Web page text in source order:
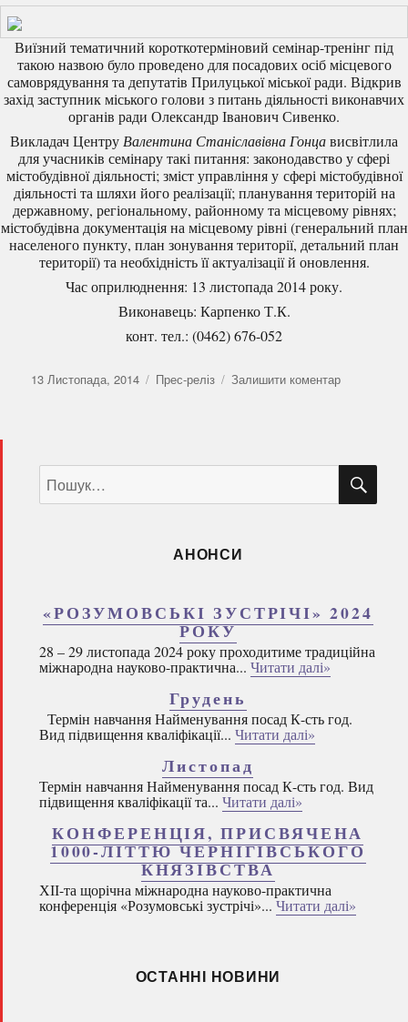
Виїзний тематичний короткотерміновий семінар-тренінг під
такою назвою було проведено для посадових осіб місцевого
самоврядування та депутатів Прилуцької міської ради. Відкрив
захід заступник міського голови з питань діяльності виконавчих
органів ради Олександр Іванович Сивенко.
Викладач Центру Валентина Станіславівна Гонцависвітлила
для учасників семінару такі питання: законодавство у сфері
містобудівної діяльності; зміст управління у сфері містобудівної
діяльності та шляхи його реалізації; планування територій на
державному, регіональному, районному та місцевому рівнях;
містобудівна документація на місцевому рівні (генеральний план
населеного пункту, план зонування території, детальний план
території) та необхідність її актуалізації й оновлення.
Час оприлюднення: 13 листопада 2014 року.
Виконавець: Карпенко Т.К.
конт. тел.: (0462) 676-052
Оприлюднено
13 Листопада, 2014 Категорії
Прес-реліз Залишити коментардо
2014р.
за
запитом:
АНОНСИ
«РОЗУМОВСЬКІ ЗУСТРІЧІ» 2024
РОКУ
28 – 29 листопада 2024 року проходитиме традиційна
міжнародна науково-практична... Читати далі»
Грудень
Термін навчання Найменування посад К-сть год.
Вид підвищення кваліфікації... Читати далі»
Листопад
Термін навчання Найменування посад К-сть год. Вид
підвищення кваліфікації та... Читати далі»
КОНФЕРЕНЦІЯ, ПРИСВЯЧЕНА
1000-ЛІТТЮ ЧЕРНІГІВСЬКОГО
КНЯЗІВСТВА
ХІІ-та щорічна міжнародна науково-практична
конференція «Розумовські зустрічі»... Читати далі»
ОСТАННІ НОВИНИ